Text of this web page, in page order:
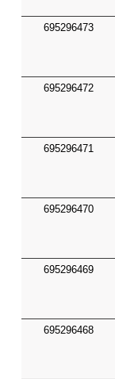
695296473
695296472
695296471
695296470
695296469
695296468